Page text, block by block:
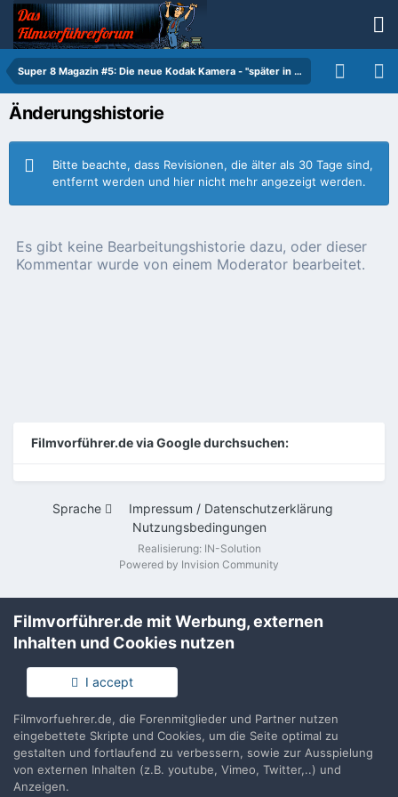
Super 8 Magazin #5: Die neue Kodak Kamera - "später in diesem Jahr"
Änderungshistorie
Bitte beachte, dass Revisionen, die älter als 30 Tage sind,
entfernt werden und hier nicht mehr angezeigt werden.
Es gibt keine Bearbeitungshistorie dazu, oder dieser
Kommentar wurde von einem Moderator bearbeitet.
Filmvorführer.de via Google durchsuchen:
Sprache
Impressum / Datenschutzerklärung
Nutzungsbedingungen
Realisierung: IN-Solution
Powered by Invision Community
Filmvorführer.de mit Werbung, externen
Inhalten und Cookies nutzen
I accept
Filmvorfuehrer.de, die Forenmitglieder und Partner nutzen
eingebettete Skripte und Cookies, um die Seite optimal zu
gestalten und fortlaufend zu verbessern, sowie zur Ausspielung
von externen Inhalten (z.B. youtube, Vimeo, Twitter,..) und
Anzeigen.